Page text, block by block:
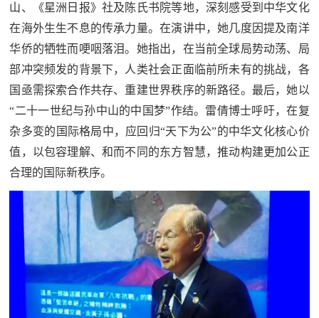
山、《星洲日报》社及陈氏书院等地，深刻感受到中华文化
在海外生生不息的传承力量。在演讲中，她几度因提及南洋
华侨的牺牲而哽咽落泪。她指出，在当前全球局势动荡、局
部冲突频发的背景下，人类社会正面临前所未有的挑战，各
国亟需探索合作共存、重建世界秩序的新路径。最后，她以
“二十一世纪与孙中山的中国梦”作结。雷倩博士呼吁，在复
杂多变的国际格局中，应回归“天下为公”的中华文化核心价
值，以包容理解、和而不同的东方智慧，推动构建更加公正
合理的国际新秩序。